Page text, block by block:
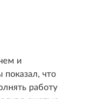
и
что
работу